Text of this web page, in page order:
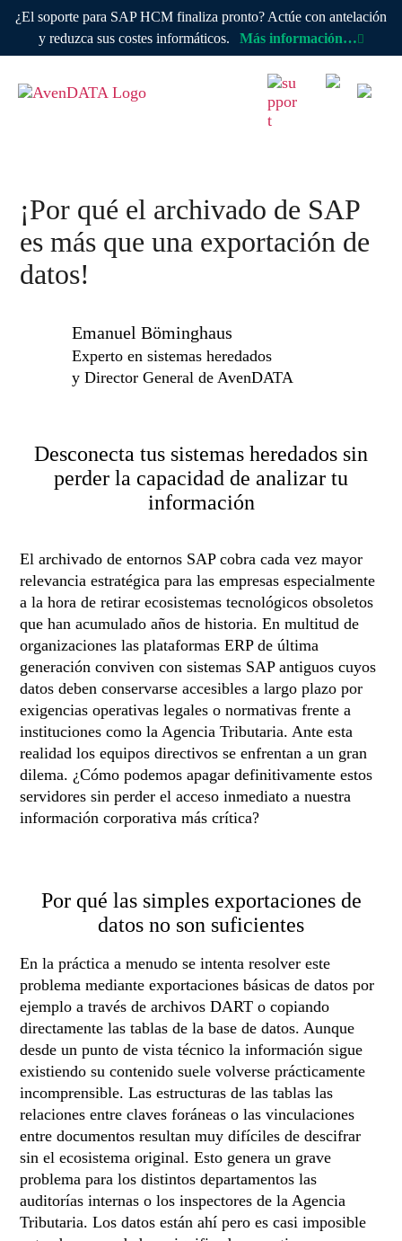
¿El soporte para SAP HCM finaliza pronto? Actúe con antelación
y reduzca sus costes informáticos.
Más información…
¡Por qué el archivado de SAP
es más que una exportación de
datos!
Emanuel Böminghaus
Experto en sistemas heredados
y Director General de AvenDATA
Desconecta tus sistemas heredados sin
perder la capacidad de analizar tu
información
El archivado de entornos SAP cobra cada vez mayor
relevancia estratégica para las empresas especialmente
a la hora de retirar ecosistemas tecnológicos obsoletos
que han acumulado años de historia. En multitud de
organizaciones las plataformas ERP de última
generación conviven con sistemas SAP antiguos cuyos
datos deben conservarse accesibles a largo plazo por
exigencias operativas legales o normativas frente a
instituciones como la Agencia Tributaria. Ante esta
realidad los equipos directivos se enfrentan a un gran
dilema. ¿Cómo podemos apagar definitivamente estos
servidores sin perder el acceso inmediato a nuestra
información corporativa más crítica?
Por qué las simples exportaciones de
datos no son suficientes
En la práctica a menudo se intenta resolver este
problema mediante exportaciones básicas de datos por
ejemplo a través de archivos DART o copiando
directamente las tablas de la base de datos. Aunque
desde un punto de vista técnico la información sigue
existiendo su contenido suele volverse prácticamente
incomprensible. Las estructuras de las tablas las
relaciones entre claves foráneas o las vinculaciones
entre documentos resultan muy difíciles de descifrar
sin el ecosistema original. Esto genera un grave
problema para los distintos departamentos las
auditorías internas o los inspectores de la Agencia
Tributaria. Los datos están ahí pero es casi imposible